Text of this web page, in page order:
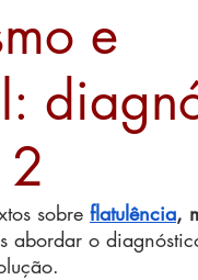
intestino
e
sobre flatulência,
abordar o